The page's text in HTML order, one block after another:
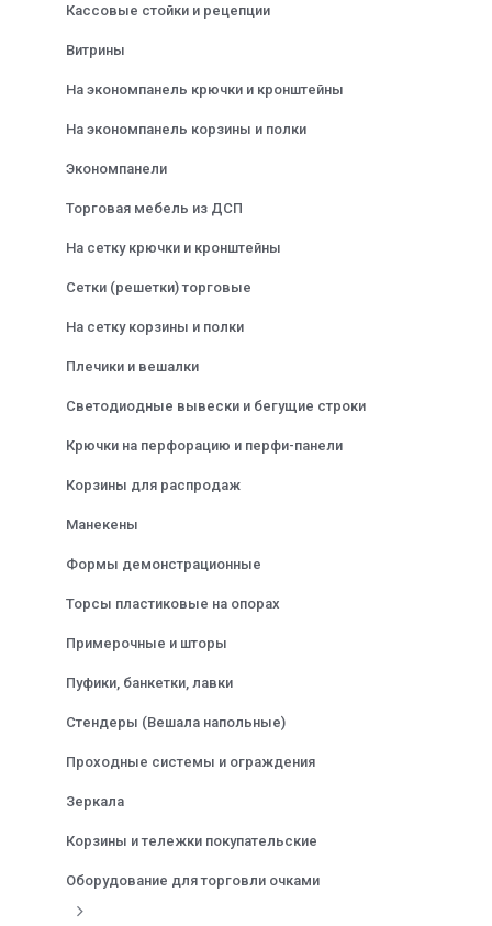
Кассовые стойки и рецепции
Витрины
На экономпанель крючки и кронштейны
На экономпанель корзины и полки
Экономпанели
Торговая мебель из ДСП
На сетку крючки и кронштейны
Сетки (решетки) торговые
На сетку корзины и полки
Плечики и вешалки
Светодиодные вывески и бегущие строки
Крючки на перфорацию и перфи-панели
Корзины для распродаж
Манекены
Формы демонстрационные
Торсы пластиковые на опорах
Примерочные и шторы
Пуфики, банкетки, лавки
Стендеры (Вешала напольные)
Проходные системы и ограждения
Зеркала
Корзины и тележки покупательские
Оборудование для торговли очками